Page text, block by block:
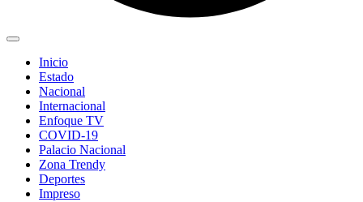
Inicio
Estado
Nacional
Internacional
Enfoque TV
COVID-19
Palacio Nacional
Zona Trendy
Deportes
Impreso